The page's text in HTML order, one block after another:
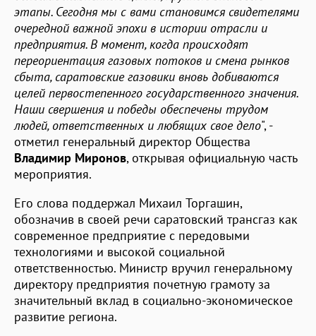
этапы. Сегодня мы с вами становимся свидетелями
очередной важной эпохи в истории отрасли и
предприятия. В момент, когда происходят
переориентация газовых потоков и смена рынков
сбыта, саратовские газовики вновь добиваются
целей первостепенного государственного значения.
Наши свершения и победы обеспечены трудом
людей, ответственных и любящих свое дело", -
отметил генеральный директор Общества
Владимир Миронов, открывая официальную часть
мероприятия.
Его слова поддержал Михаил Торгашин,
обозначив в своей речи саратовский трансгаз как
современное предприятие с передовыми
технологиями и высокой социальной
ответственностью. Министр вручил генеральному
директору предприятия почетную грамоту за
значительный вклад в социально-экономическое
развитие региона.